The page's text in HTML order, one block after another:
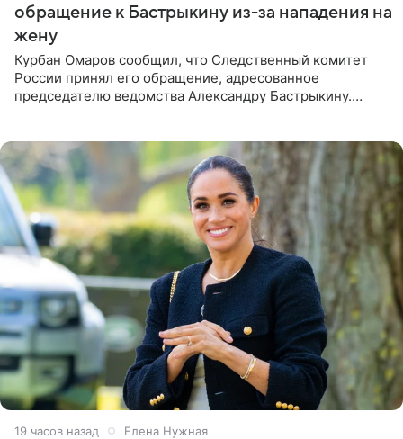
обращение к Бастрыкину из-за нападения на
жену
Курбан Омаров сообщил, что Следственный комитет
России принял его обращение, адресованное
председателю ведомства Александру Бастрыкину.
19 часов назад Елена Нужная